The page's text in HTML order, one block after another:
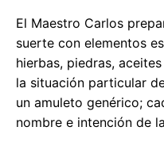
El Maestro Carlos
suerte con elementos
hierbas, piedras,
la situación particular
un amuleto genérico;
nombre e intención de